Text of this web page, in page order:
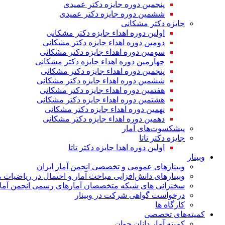
پنجمین دوره جایزه دکتر عمیدی
ششمین دوره جایزه دکتر عمیدی
جایزه دکتر مشکانی
اولین دوره اهداء جایزه دکتر مشکانی
دومین دوره اهداء جایزه دکتر مشکانی
سومین دوره اهداء جایزه دکتر مشکانی
چهارمین دوره اهداء جایزه دکتر مشکانی
پنجمین دوره اهداء جایزه دکتر مشکانی
ششمین دوره اهداء جایزه دکتر مشکانی
هفتمین دوره اهداء جایزه دکتر مشکانی
هشتمین دوره اهداء جایزه دکتر مشکانی
نهمین دوره اهداء جایزه دکتر مشکانی
دهمین دوره اهداء جایزه دکتر مشکانی
پیشکسوت‌های آمار
جایزه دکتر تاتا
اولین دوره اهدا جایزه دکتر تاتا
وبینار
وبینارهای عمومی و تخصصی انجمن آمار ایران
وبینارهای دانش‌افزایی مباحث آمار و احتمال در
سخنرانی های شبکه متخصصان آمارهای رسمی انجمن
درخواست گواهی شرکت در وبینار
کارگاه ها
کمیته‌های تخصصی